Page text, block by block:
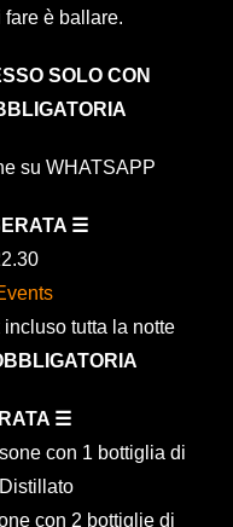
è ballare.
SOLO CON
su WHATSAPP
☰
tutta la notte
☰
con 1 bottiglia di
con 2 bottiglie di